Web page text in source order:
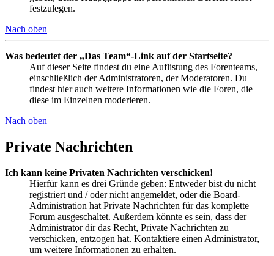
festzulegen.
Nach oben
Was bedeutet der „Das Team“-Link auf der Startseite?
Auf dieser Seite findest du eine Auflistung des Forenteams,
einschließlich der Administratoren, der Moderatoren. Du
findest hier auch weitere Informationen wie die Foren, die
diese im Einzelnen moderieren.
Nach oben
Private Nachrichten
Ich kann keine Privaten Nachrichten verschicken!
Hierfür kann es drei Gründe geben: Entweder bist du nicht
registriert und / oder nicht angemeldet, oder die Board-
Administration hat Private Nachrichten für das komplette
Forum ausgeschaltet. Außerdem könnte es sein, dass der
Administrator dir das Recht, Private Nachrichten zu
verschicken, entzogen hat. Kontaktiere einen Administrator,
um weitere Informationen zu erhalten.